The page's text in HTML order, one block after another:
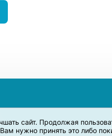
сайт. Продолжая
нужно принять это либо